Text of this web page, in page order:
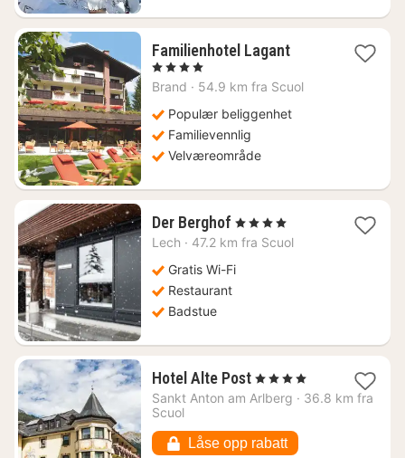
Familienhotel Lagant1
fra
kr.
, 4 Stjerner
Brand · 54.9 km fra Scuol
Populær beliggenhet
Familievennlig
Velværeområde
Der Berghof 1
natt
2014
, 4 Stjerner
Lech · 47.2 km fra Scuol
Gratis Wi-Fi
Restaurant
Badstue
Hotel Alte Post1
natt
kr.
, 4 Stjerner
Sankt Anton am Arlberg · 36.8 km fra
Scuol
Låse opp rabatt